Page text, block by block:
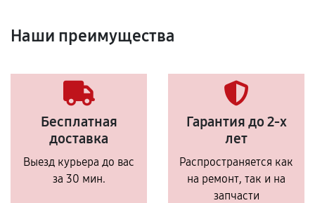
Наши преимущества
Бесплатная
доставка
Выезд курьера до вас
за 30 мин.
Гарантия до 2-х
лет
Распространяется как
на ремонт, так и на
запчасти